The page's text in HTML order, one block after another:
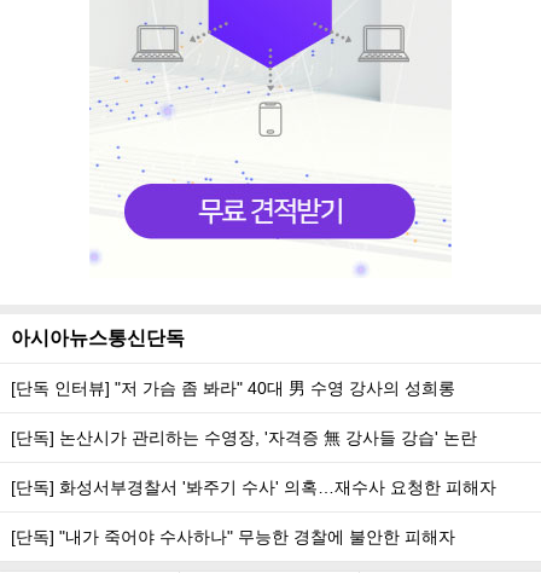
아시아뉴스통신단독
[단독 인터뷰] "저 가슴 좀 봐라" 40대 男 수영 강사의 성희롱
[단독] 논산시가 관리하는 수영장, '자격증 無 강사들 강습' 논란
[단독] 화성서부경찰서 '봐주기 수사' 의혹…재수사 요청한 피해자
[단독] "내가 죽어야 수사하나" 무능한 경찰에 불안한 피해자